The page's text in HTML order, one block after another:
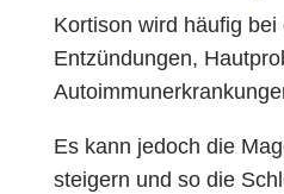
Kortison wird häufig bei
Entzündungen,
Es kann jedoch die
steigern und so die